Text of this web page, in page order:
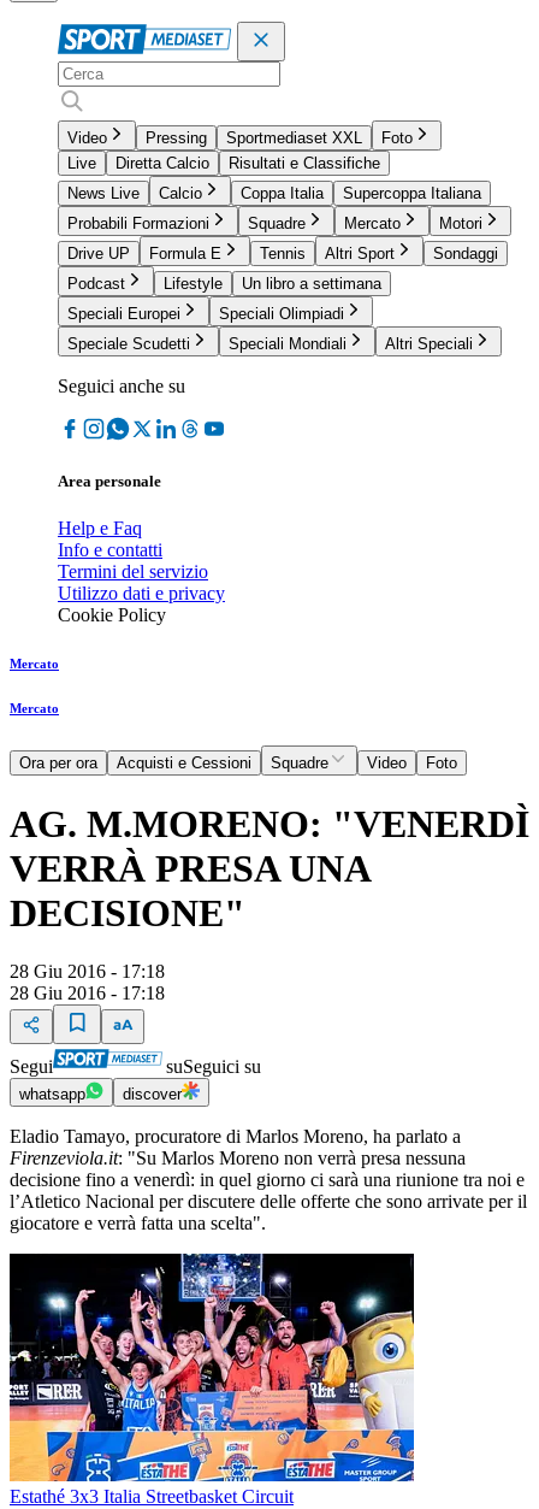
Video Pressing Sportmediaset XXL
Foto
Live
Diretta Calcio
Risultati e Classifiche
News Live
Calcio Coppa Italia
Supercoppa Italiana
Probabili Formazioni
Squadre Mercato
Motori
Drive UP
Formula E Tennis Altri Sport
Sondaggi
Podcast
Lifestyle
Un libro a settimana
Speciali Europei
Speciali Olimpiadi
Speciale Scudetti
Speciali Mondiali Altri Speciali
Seguici anche su
Area personale
Help e Faq
Info e contatti
Termini del servizio
Utilizzo dati e privacy
Cookie Policy
Mercato
Mercato
Ora per ora Acquisti e Cessioni Squadre Video Foto
AG. M.MORENO: "VENERDÌ
VERRÀ PRESA UNA
DECISIONE"
28 Giu 2016 - 17:18
28 Giu 2016 - 17:18
Segui suSeguici su
whatsapp discover
Eladio Tamayo, procuratore di Marlos Moreno, ha parlato a
Firenzeviola.it: "Su Marlos Moreno non verrà presa nessuna
decisione fino a venerdì: in quel giorno ci sarà una riunione tra noi e
l’Atletico Nacional per discutere delle offerte che sono arrivate per il
giocatore e verrà fatta una scelta".
Estathé 3x3 Italia Streetbasket Circuit